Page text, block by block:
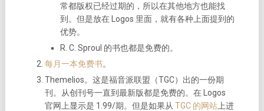
常都版权已经过期的，所以在其他地方也能找
到。但是放在 Logos 里面，就有各种上面提到的
优势。
R. C. Sproul 的书也都是免费的。
每月一本免费书。
Themelios。这是福音派联盟（TGC）出的一份期
刊。从创刊号一直到最新版都是免费的。在 Logos
官网上显示是 1.99/期。但是如果从 TGC 的网站上进